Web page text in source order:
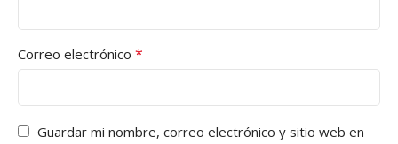
Correo electrónico *
Guardar mi nombre, correo electrónico y sitio web en